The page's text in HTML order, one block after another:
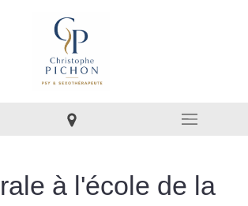
à l'école de la